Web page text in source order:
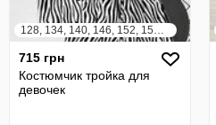
128, 134, 140, 146, 152, 158, 164
715 грн
Костюмчик тройка для
девочек